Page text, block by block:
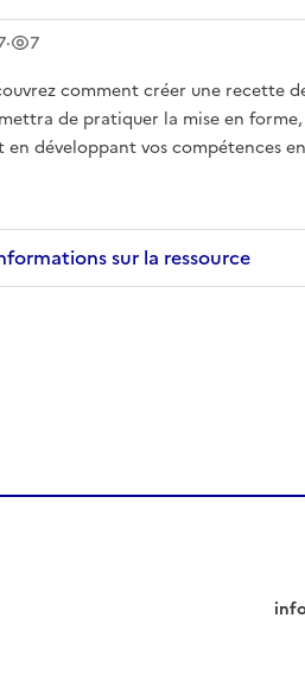
· 7
vues
comment créer une recette
de pratiquer la mise en
en développant vos compétences
sur la ressource